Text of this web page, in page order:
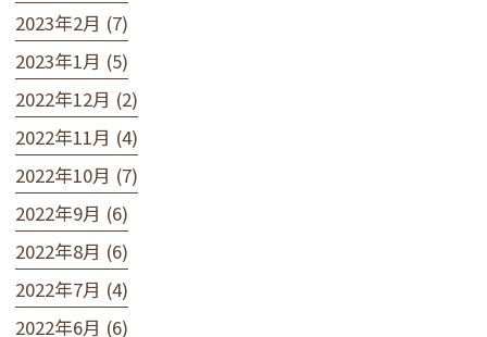
2023年2月 (7)
2023年1月 (5)
2022年12月 (2)
2022年11月 (4)
2022年10月 (7)
2022年9月 (6)
2022年8月 (6)
2022年7月 (4)
2022年6月 (6)